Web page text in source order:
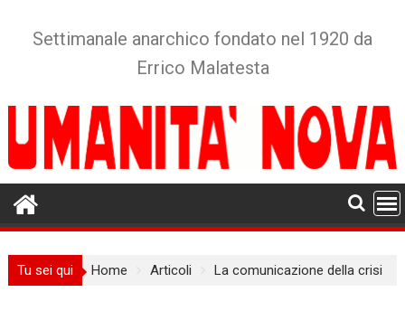
Settimanale anarchico fondato nel 1920 da
Errico Malatesta
Tu sei qui Home Articoli La comunicazione della crisi